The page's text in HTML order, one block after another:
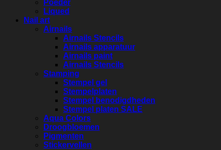
Poeder
Liqued
Nail art
Airnails
Airnails Stencils
Airnails apparatuur
Airnails paint
Airnails Stencils
Stamping
Stempel gel
Stempelplaten
Stempel benodigdheden
Stempel platen SALE
Aqua Colors
Droogbloemen
Pigmenten
Stickervellen